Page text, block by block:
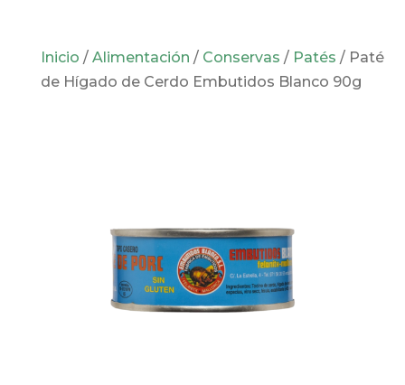
Inicio / Alimentación / Conservas / Patés / Paté
de Hígado de Cerdo Embutidos Blanco 90g